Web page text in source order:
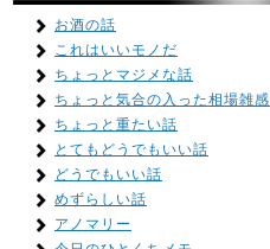
お酒の話
これはいいモノだ
ちょっとマジメな話
ちょっと気合の入った相場雑感
ちょっと重たい話
とてもどうでもいい話
どうでもいい話
めずらしい話
アノマリー